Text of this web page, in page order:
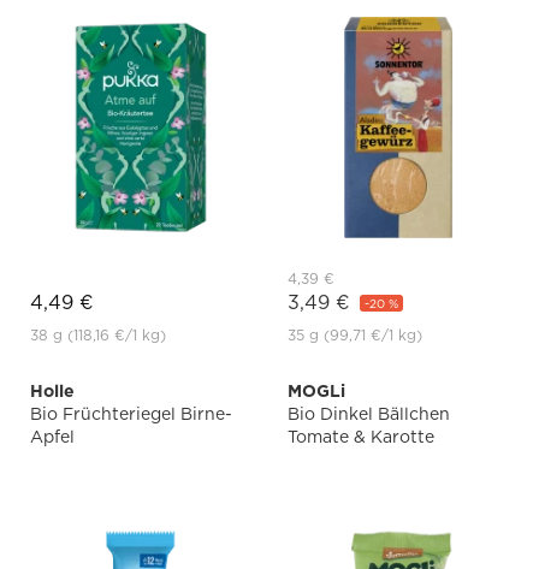
4,49 €
38 g (118,16 €/1 kg)
4,39 €
3,49 € -20 %
35 g (99,71 €/1 kg)
Holle
Bio Früchteriegel Birne-
Apfel
MOGLi
Bio Dinkel Bällchen
Tomate & Karotte